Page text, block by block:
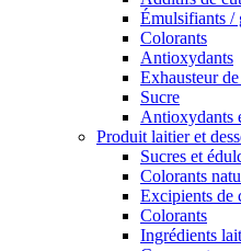
Émulsifiants /
Colorants
Antioxydants
Exhausteur
Sucre
Antioxydants
Produit laitier et
Sucres et
Colorants
Excipients de
Colorants
Ingrédients